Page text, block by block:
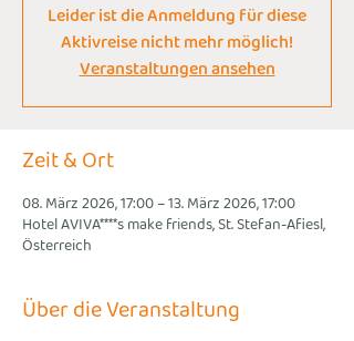
Leider ist die Anmeldung für diese
Aktivreise nicht mehr möglich!
Veranstaltungen ansehen
Zeit & Ort
08. März 2026, 17:00 – 13. März 2026, 17:00
Hotel AVIVA****s make friends, St. Stefan-Afiesl,
Österreich
Über die Veranstaltung